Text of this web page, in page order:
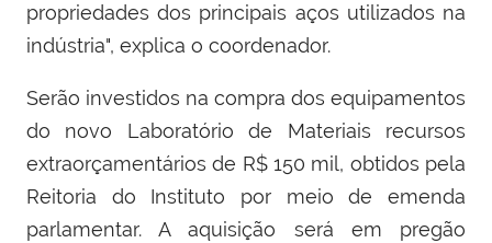
propriedades dos principais aços utilizados na
indústria", explica o coordenador.
Serão investidos na compra dos equipamentos
do novo Laboratório de Materiais recursos
extraorçamentários de R$ 150 mil, obtidos pela
Reitoria do Instituto por meio de emenda
parlamentar. A aquisição será em pregão